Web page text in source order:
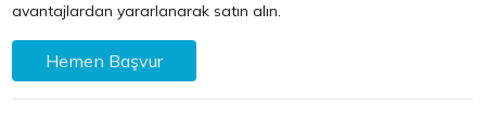
avantajlardan yararlanarak satın alın.
Hemen Başvur